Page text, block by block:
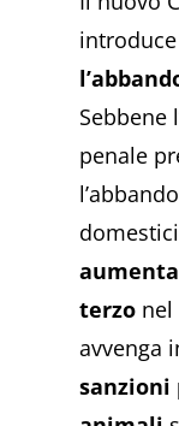
introduce
Sebbene
penale
terzo nel
avvenga
sanzioni